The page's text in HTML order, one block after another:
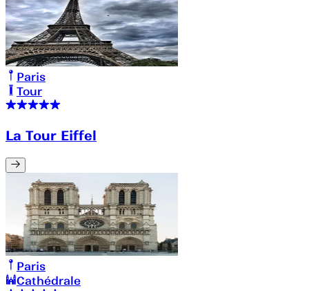
Paris
Tour
La Tour Eiffel
Paris
Cathédrale